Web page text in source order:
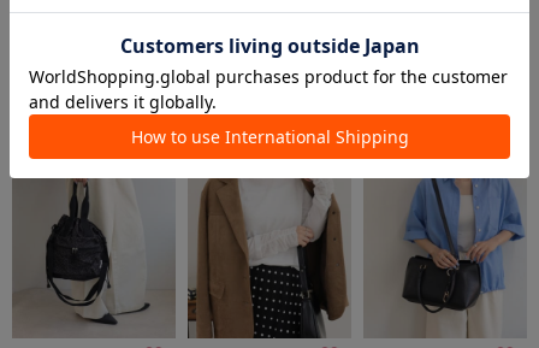
FAIRPORT TOTE
¥8,800
FREDY & GLOSTER
BUCKEYE DRAWSTRING
TOTE M
FREDY & GLOSTER
SHOULDER BAG
76 77 78